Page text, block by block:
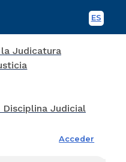
ES
Acceder